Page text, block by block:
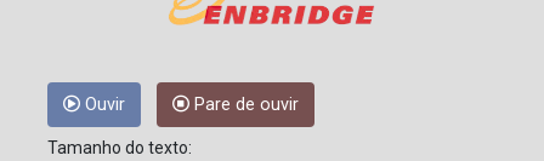
Ouvir Pare de ouvir
Tamanho do texto: